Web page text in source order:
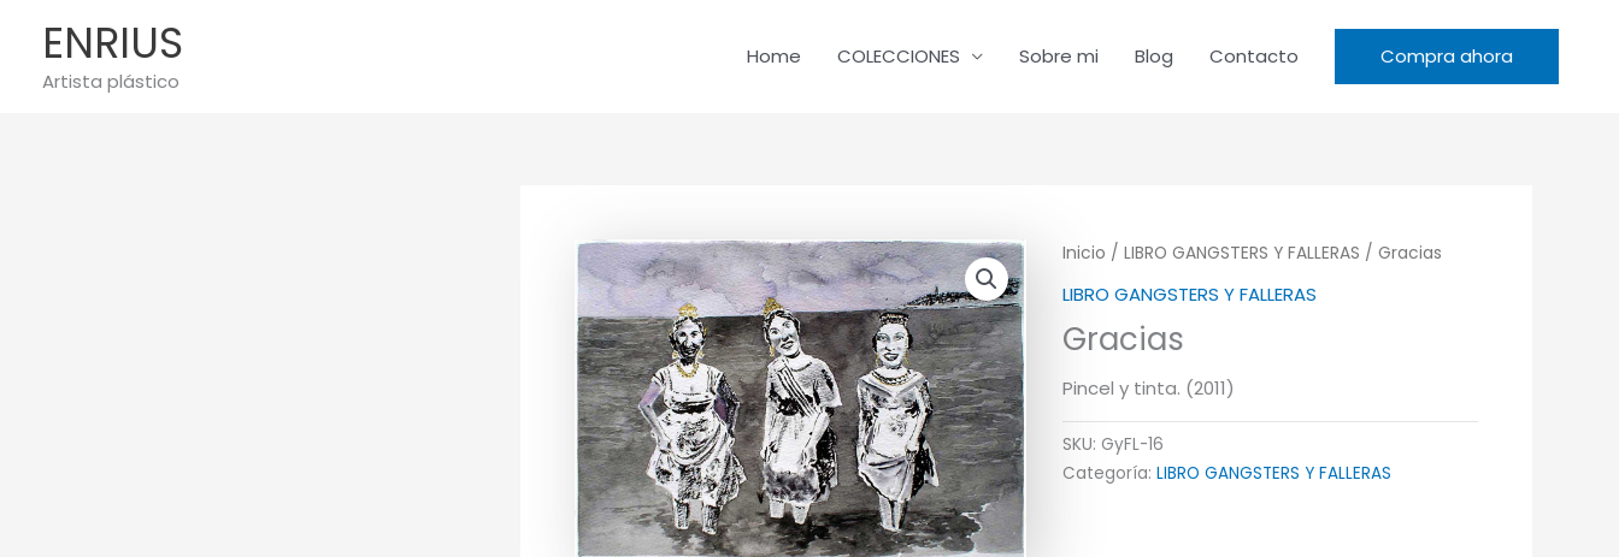
contenidoENRIUS
Artista plástico
Home COLECCIONES Sobre mi Blog Contacto Compra ahora
Inicio / LIBRO GANGSTERS Y FALLERAS / Gracias
LIBRO GANGSTERS Y FALLERAS
Gracias
Pincel y tinta. (2011)
SKU: GyFL-16
Categoría: LIBRO GANGSTERS Y FALLERAS